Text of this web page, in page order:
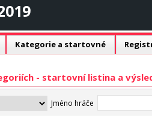
Kategorie a startovné
- startovní listina a